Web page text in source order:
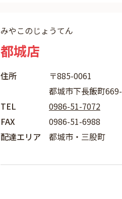
みやこのじょうてん
都城店
住所
〒885-0061
都城市下長飯町
TEL
0986-51-7072
FAX
0986-51-6988
配達エリア
都城市・三股町